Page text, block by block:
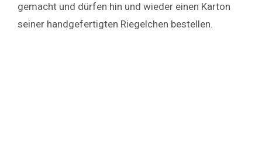
gemacht und dürfen hin und wieder einen Karton
seiner handgefertigten Riegelchen bestellen.